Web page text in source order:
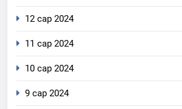
12 сар 2024
11 сар 2024
10 сар 2024
9 сар 2024